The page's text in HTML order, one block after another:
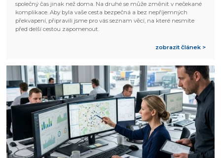
společný čas jinak než doma. Na druhé se může změnit v nečekané
komplikace. Aby byla vaše cesta bezpečná a bez nepříjemných
překvapení, připravili jsme pro vás seznam věcí, na které nesmíte
před delší cestou zapomenout.
zobrazit článek >